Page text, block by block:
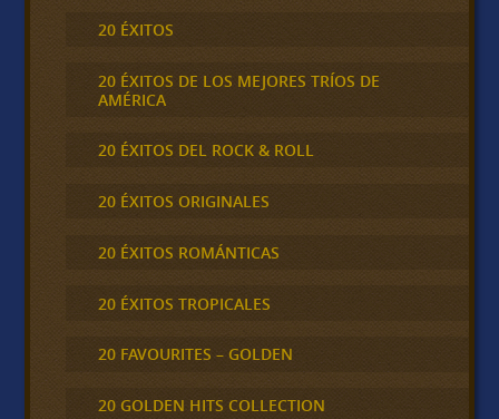
20 ÉXITOS
20 ÉXITOS DE LOS MEJORES TRÍOS DE
AMÉRICA
20 ÉXITOS DEL ROCK & ROLL
20 ÉXITOS ORIGINALES
20 ÉXITOS ROMÁNTICAS
20 ÉXITOS TROPICALES
20 FAVOURITES – GOLDEN
20 GOLDEN HITS COLLECTION